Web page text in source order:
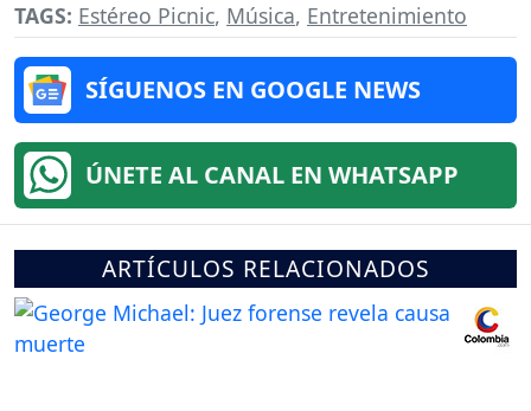
TAGS: Estéreo Picnic, Música, Entretenimiento
SÍGUENOS EN GOOGLE NEWS
ÚNETE AL CANAL EN WHATSAPP
ARTÍCULOS RELACIONADOS